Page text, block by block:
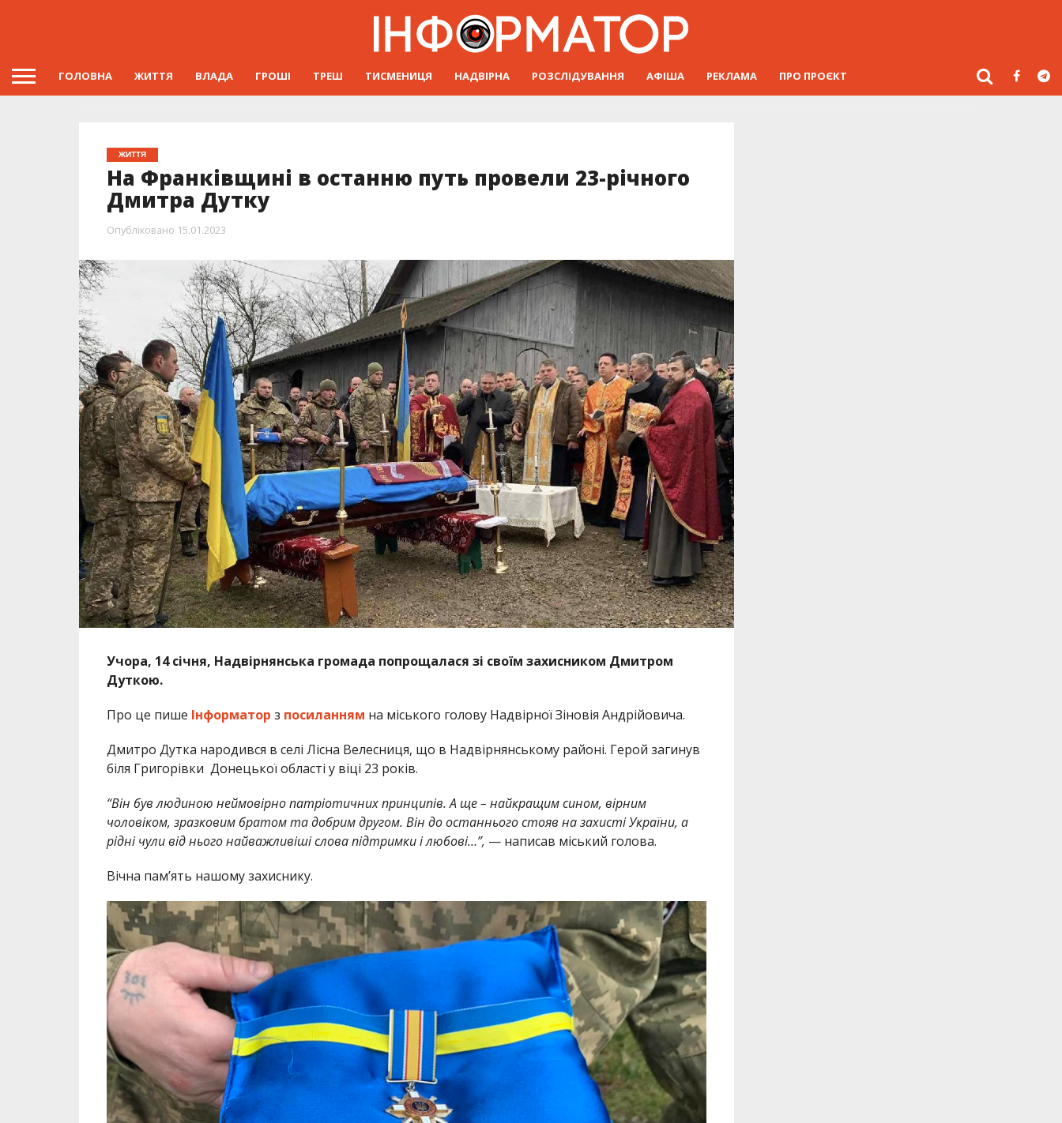
ГОЛОВНА ЖИТТЯ ВЛАДА ГРОШІ ТРЕШ ТИСМЕНИЦЯ НАДВІРНА РОЗСЛІДУВАННЯ АФІША РЕКЛАМА ПРО ПРОЄКТ
ЖИТТЯ
На Франківщині в останню путь провели 23-річного
Дмитра Дутку
Опубліковано 15.01.2023
Учора, 14 січня, Надвірнянська громада попрощалася зі своїм захисником Дмитром
Дуткою.
Про це пише Інформатор з посиланням на міського голову Надвірної Зіновія Андрійовича.
Дмитро Дутка народився в селі Лісна Велесниця, що в Надвірнянському районі. Герой загинув
біля Григорівки Донецької області у віці 23 років.
“Він був людиною неймовірно патріотичних принципів. А ще – найкращим сином, вірним
чоловіком, зразковим братом та добрим другом. Він до останнього стояв на захисті України, а
рідні чули від нього найважливіші слова підтримки і любові…”, — написав міський голова.
Вічна пам’ять нашому захиснику.